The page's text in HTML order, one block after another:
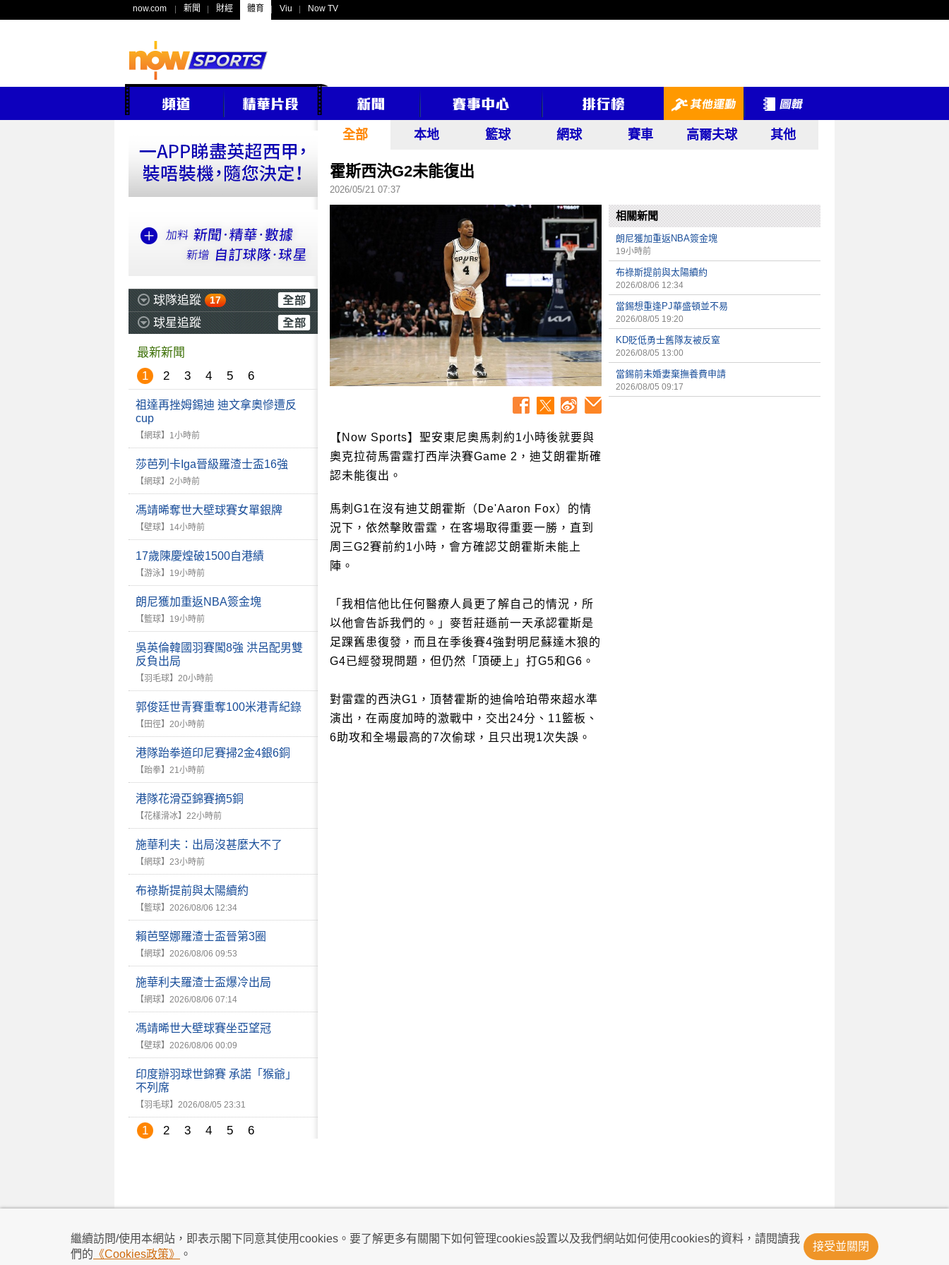
now.com 新聞 財經 體育 Viu Now TV
球隊追蹤 17
球星追蹤
最新新聞
1
2 3 4 5 6
祖達再挫姆錫迪 迪文拿奧慘遭反
cup
【網球】 1小時前
莎芭列卡Iga晉級羅渣士盃16強
【網球】 2小時前
馮靖晞奪世大壁球賽女單銀牌
【壁球】 14小時前
17歲陳慶煌破1500自港績
【游泳】 19小時前
朗尼獲加重返NBA簽金塊
【籃球】 19小時前
吳英倫韓國羽賽闖8強 洪呂配男雙
反負出局
【羽毛球】 20小時前
郭俊廷世青賽重奪100米港青紀錄
【田徑】 20小時前
港隊跆拳道印尼賽掃2金4銀6銅
【跆拳】 21小時前
港隊花滑亞錦賽摘5銅
【花樣滑冰】 22小時前
施華利夫：出局沒甚麼大不了
【網球】 23小時前
布祿斯提前與太陽續約
【籃球】 2026/08/06 12:34
賴芭堅娜羅渣士盃晉第3圈
【網球】 2026/08/06 09:53
施華利夫羅渣士盃爆冷出局
【網球】 2026/08/06 07:14
馮靖晞世大壁球賽坐亞望冠
【壁球】 2026/08/06 00:09
印度辦羽球世錦賽 承諾「猴爺」
不列席
【羽毛球】 2026/08/05 23:31
1 2 3 4 5 6
全部 本地 籃球 網球 賽車 高爾夫球 其他
霍斯西決G2未能復出
2026/05/21 07:37
【Now Sports】聖安東尼奧馬刺約1小時後就要與
奧克拉荷馬雷霆打西岸決賽Game 2，迪艾朗霍斯確
認未能復出。
馬刺G1在沒有迪艾朗霍斯（De'Aaron Fox）的情
況下，依然擊敗雷霆，在客場取得重要一勝，直到
周三G2賽前約1小時，會方確認艾朗霍斯未能上
陣。
「我相信他比任何醫療人員更了解自己的情況，所
以他會告訴我們的。」麥哲莊遜前一天承認霍斯是
足踝舊患復發，而且在季後賽4強對明尼蘇達木狼的
G4已經發現問題，但仍然「頂硬上」打G5和G6。
對雷霆的西決G1，頂替霍斯的迪倫哈珀帶來超水準
演出，在兩度加時的激戰中，交出24分、11籃板、
6助攻和全場最高的7次偷球，且只出現1次失誤。
相關新聞
朗尼獲加重返NBA簽金塊
19小時前
布祿斯提前與太陽續約
2026/08/06 12:34
當錫想重逢PJ華盛頓並不易
2026/08/05 19:20
KD貶低勇士舊隊友被反窒
2026/08/05 13:00
當錫前未婚妻棄撫養費申請
2026/08/05 09:17
繼續訪問/使用本網站，即表示閣下同意其使用cookies。要了解更多有關閣下如何管理cookies設置以及我們網站如何使用cookies的資料，請閱讀我
們的 《Cookies政策》 。
接受並關閉
私隱政策 | 使用條款 免責及著作權聲明
所有資料及訊息僅作為參考之用
© Now TV Limited 2011-2026 著作權所有